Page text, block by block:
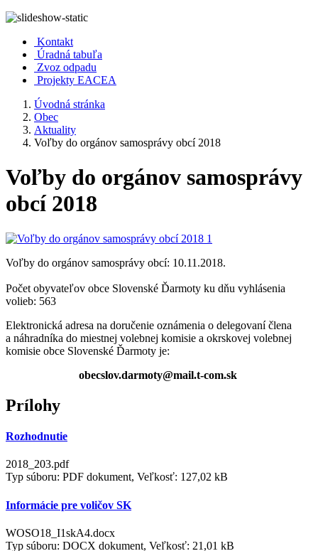
Kontakt
Úradná tabuľa
Zvoz odpadu
Projekty EACEA
Úvodná stránka
Obec
Aktuality
Voľby do orgánov samosprávy obcí 2018
Voľby do orgánov samosprávy
obcí 2018
Voľby do orgánov samosprávy obcí: 10.11.2018.
Počet obyvateľov obce Slovenské Ďarmoty ku dňu vyhlásenia
volieb: 563
Elektronická adresa na doručenie oznámenia o delegovaní člena
a náhradníka do miestnej volebnej komisie a okrskovej volebnej
komisie obce Slovenské Ďarmoty je:
obecslov.darmoty@mail.t-com.sk
Prílohy
Rozhodnutie
2018_203.pdf
Typ súboru: PDF dokument, Veľkosť: 127,02 kB
Informácie pre voličov SK
WOSO18_I1skA4.docx
Typ súboru: DOCX dokument, Veľkosť: 21,01 kB